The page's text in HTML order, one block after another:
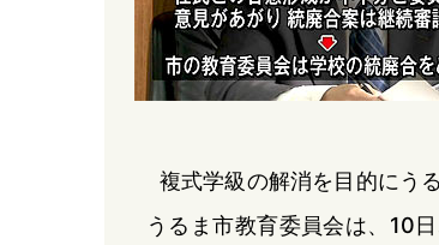
k
複式学級の解消を目的にう
うるま市教育委員会は、10